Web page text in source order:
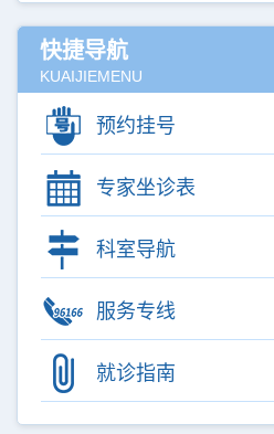
快捷导航
KUAIJIEMENU
预约挂号
专家坐诊表
科室导航
服务专线
就诊指南